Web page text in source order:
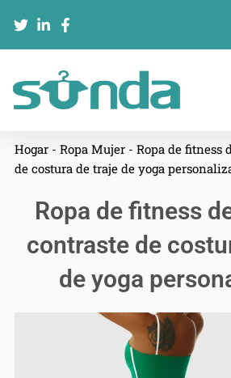
contenido
Hogar- Ropa Mujer- Ropa de fitness
de costura de traje de yoga
Ropa de fitness
contraste de
de yoga